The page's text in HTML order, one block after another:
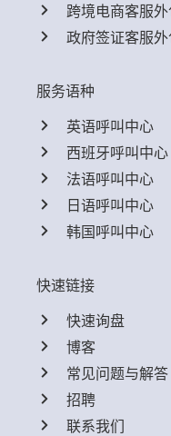
跨境电商客服外
政府签证客服外
服务语种
英语呼叫中心
西班牙呼叫中心
法语呼叫中心
日语呼叫中心
韩国呼叫中心
快速链接
快速询盘
博客
常见问题与解答
招聘
联系我们